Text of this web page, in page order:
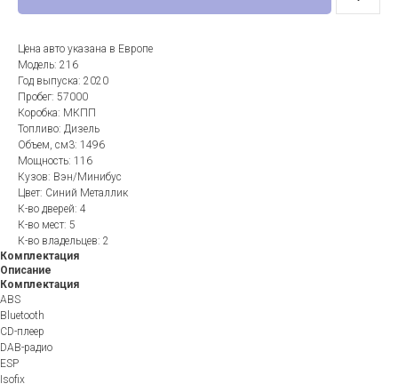
Цена авто указана в Европе
Модель: 216
Год выпуска: 2020
Пробег: 57000
Коробка: МКПП
Топливо: Дизель
Объем, см3: 1496
Мощность: 116
Кузов: Вэн/Минибус
Цвет: Синий Металлик
К-во дверей: 4
К-во мест: 5
К-во владельцев: 2
Комплектация
Описание
Комплектация
ABS
Bluetooth
CD-плеер
DAB-радио
ESP
Isofix